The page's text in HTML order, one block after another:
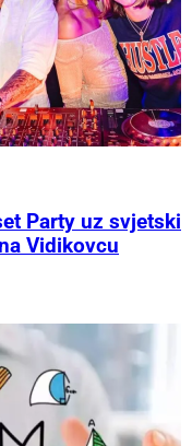
Party uz svjetski
Vidikovcu